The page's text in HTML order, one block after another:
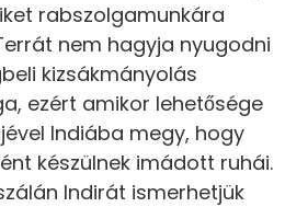
rabszolgamunkára
nem hagyja nyugodni
kizsákmányolás
ezért amikor lehetősége
Indiába megy, hogy
készülnek imádott ruhái.
Indirát ismerhetjük